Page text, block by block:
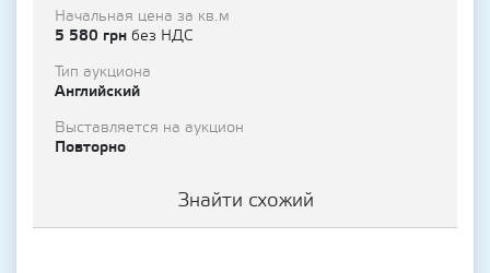
Начальная цена за кв.м
5 580 грн без НДС
Тип аукциона
Английский
Выставляется на аукцион
Повторно
Знайти схожий